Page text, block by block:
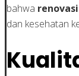
bahwa
dan kesehatan